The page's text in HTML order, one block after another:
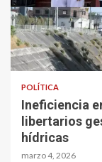
POLÍTICA
Ineficiencia
libertarios
hídricas
marzo 4, 2026